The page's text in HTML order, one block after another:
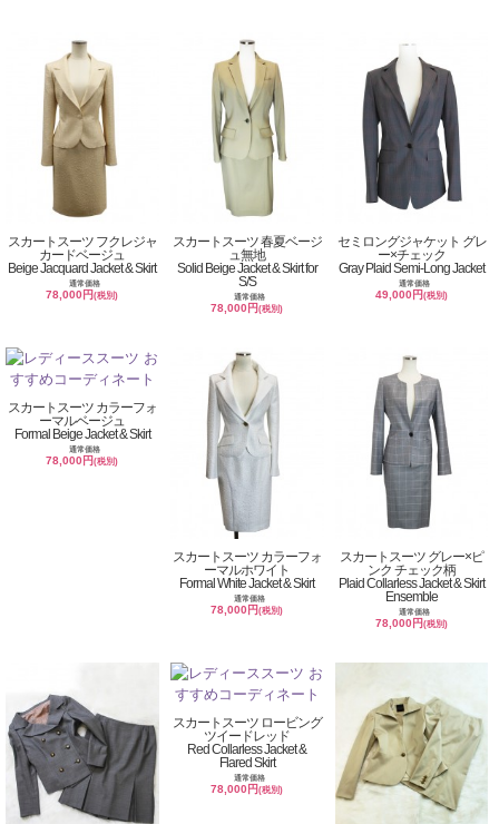
スカートスーツ フクレジャ
カードベージュ
Beige Jacquard Jacket & Skirt
通常価格
78,000円(税別)
スカートスーツ 春夏ベージ
ュ無地
Solid Beige Jacket & Skirt for
S/S
通常価格
78,000円(税別)
セミロングジャケット グレ
ー×チェック
Gray Plaid Semi-Long Jacket
通常価格
49,000円(税別)
スカートスーツ カラーフォ
ーマルベージュ
Formal Beige Jacket & Skirt
通常価格
78,000円(税別)
スカートスーツ カラーフォ
ーマルホワイト
Formal White Jacket & Skirt
通常価格
78,000円(税別)
スカートスーツ グレー×ピ
ンク チェック柄
Plaid Collarless Jacket & Skirt
Ensemble
通常価格
78,000円(税別)
スカートスーツ ロービング
ツイードレッド
Red Collarless Jacket &
Flared Skirt
通常価格
78,000円(税別)